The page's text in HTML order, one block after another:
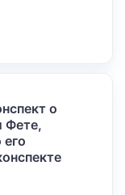
о
Фете,